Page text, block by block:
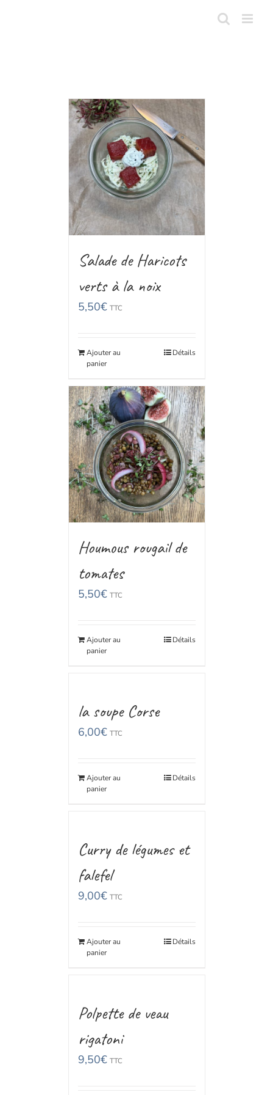
Salade de Haricots
verts à la noix
5,50€ TTC
Ajouter au
panier
Détails
Houmous rougail de
tomates
5,50€ TTC
Ajouter au
panier
Détails
la soupe Corse
6,00€ TTC
Ajouter au
panier
Détails
Curry de légumes et
falefel
9,00€ TTC
Ajouter au
panier
Détails
Polpette de veau
rigatoni
9,50€ TTC